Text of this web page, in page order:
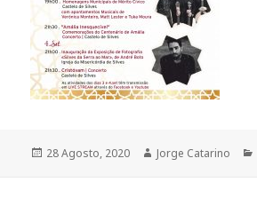
Publicado
28 Agosto, 2020 Autor
Jorge Catarino